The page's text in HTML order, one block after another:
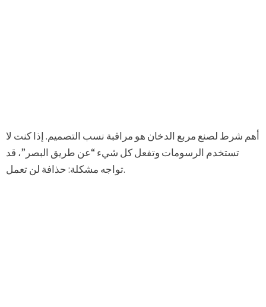
أهم شرط لصنع مربع الدخان هو مراقبة نسب التصميم. إذا كنت لا
تستخدم الرسومات وتفعل كل شيء “عن طريق البصر”، قد
تواجه مشكلة: حذافة لن تعمل.